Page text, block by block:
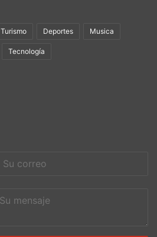
Turismo Deportes Musica
Tecnología